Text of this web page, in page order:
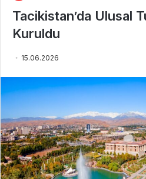
Tacikistan’da Ulusal
Kuruldu
15.06.2026